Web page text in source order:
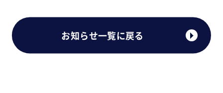
お知らせ一覧に戻る